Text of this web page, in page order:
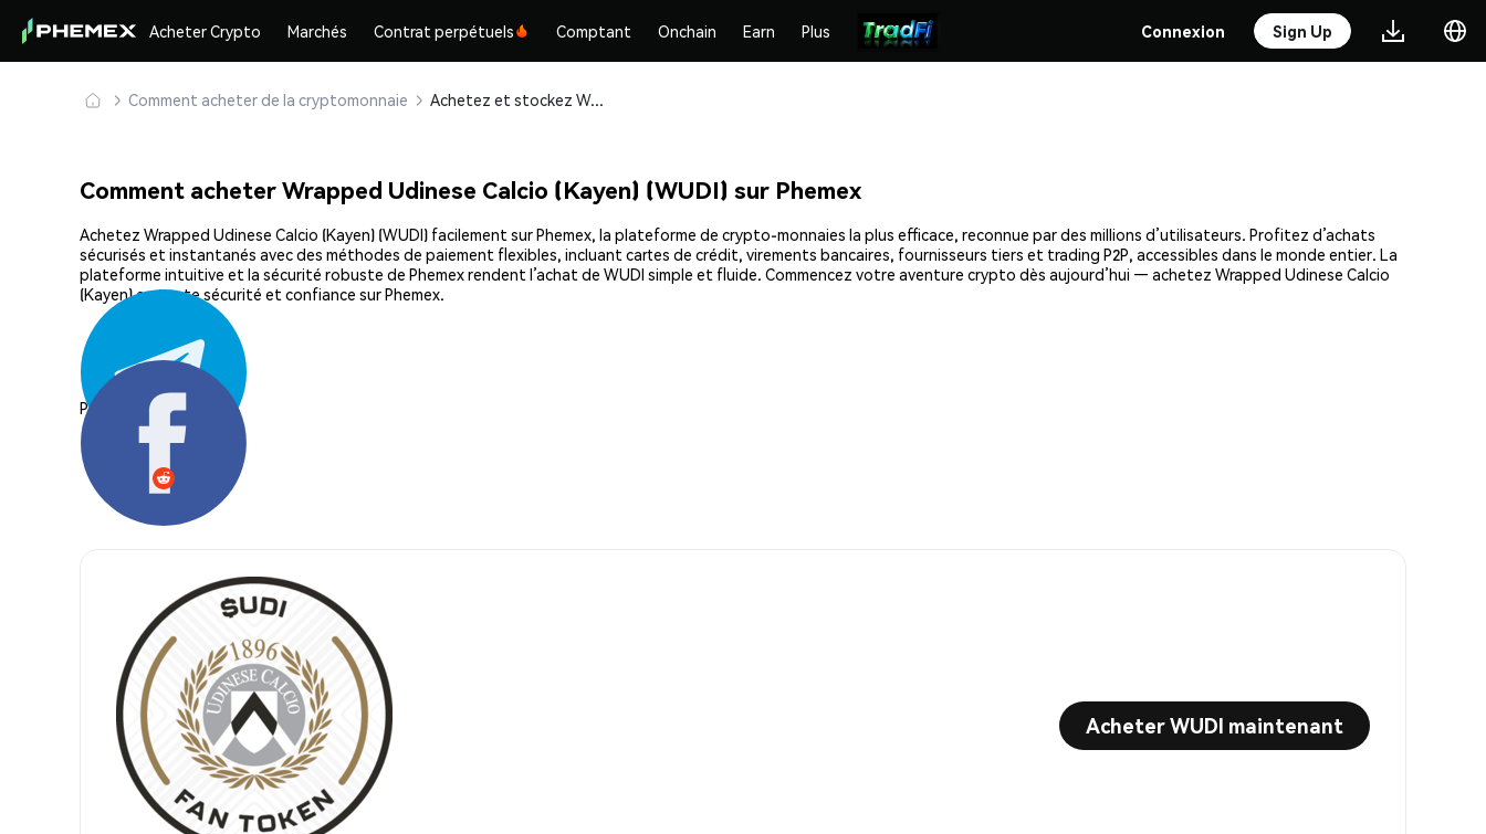
Acheter Crypto Marchés Contrat perpétuels Comptant Onchain Earn Plus Connexion Sign Up
Comment acheter de la cryptomonnaie Achetez et stockez Wrapped Udinese Calcio (Kayen) (WUDI) en toute sécurité
Comment acheter Wrapped Udinese Calcio (Kayen) (WUDI) sur Phemex
Achetez Wrapped Udinese Calcio (Kayen) (WUDI) facilement sur Phemex, la plateforme de crypto-monnaies la plus efficace, reconnue par des millions d’utilisateurs. Profitez d’achats
sécurisés et instantanés avec des méthodes de paiement flexibles, incluant cartes de crédit, virements bancaires, fournisseurs tiers et trading P2P, accessibles dans le monde entier. La
plateforme intuitive et la sécurité robuste de Phemex rendent l’achat de WUDI simple et fluide. Commencez votre aventure crypto dès aujourd’hui — achetez Wrapped Udinese Calcio
(Kayen) en toute sécurité et confiance sur Phemex.
Partager:
Acheter WUDI maintenant